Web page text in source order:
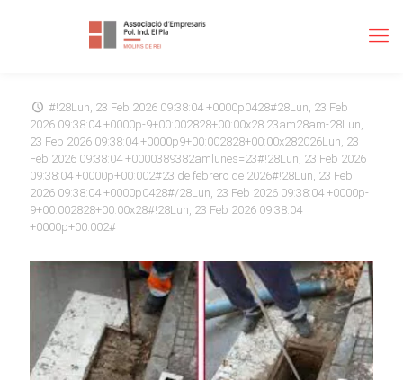
#!28Lun, 23 Feb 2026 09:38:04 +0000p0428#28Lun, 23 Feb
2026 09:38:04 +0000p-9+00:002828+00:00x28 23am28am-28Lun,
23 Feb 2026 09:38:04 +0000p9+00:002828+00:00x282026Lun, 23
Feb 2026 09:38:04 +0000389382amlunes=23#!28Lun, 23 Feb 2026
09:38:04 +0000p+00:002#23 de febrero de 2026#!28Lun, 23 Feb
2026 09:38:04 +0000p0428#/28Lun, 23 Feb 2026 09:38:04 +0000p-
9+00:002828+00:00x28#!28Lun, 23 Feb 2026 09:38:04
+0000p+00:002#